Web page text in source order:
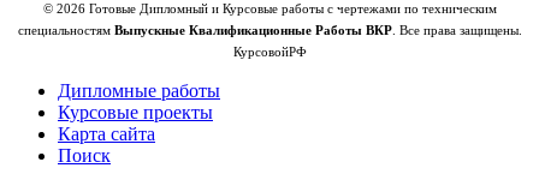
© 2026 Готовые Дипломный и Курсовые работы с чертежами по техническим
специальностям Выпускные Квалификационные Работы ВКР. Все права защищены.
КурсовойРФ
Дипломные работы
Курсовые проекты
Карта сайта
Поиск